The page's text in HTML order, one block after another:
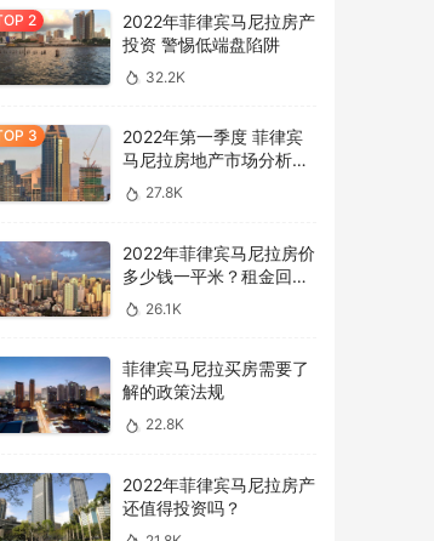
2022年菲律宾马尼拉房产
投资 警惕低端盘陷阱
32.2K
2022年第一季度 菲律宾
马尼拉房地产市场分析报
告
27.8K
2022年菲律宾马尼拉房价
多少钱一平米？租金回报
率怎么样？
26.1K
菲律宾马尼拉买房需要了
解的政策法规
22.8K
2022年菲律宾马尼拉房产
还值得投资吗？